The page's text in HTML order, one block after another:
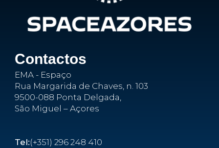
Contactos
EMA - Espaço
Rua Margarida de Chaves, n. 103
9500-088 Ponta Delgada,
São Miguel – Açores
Tel:(+351) 296 248 410